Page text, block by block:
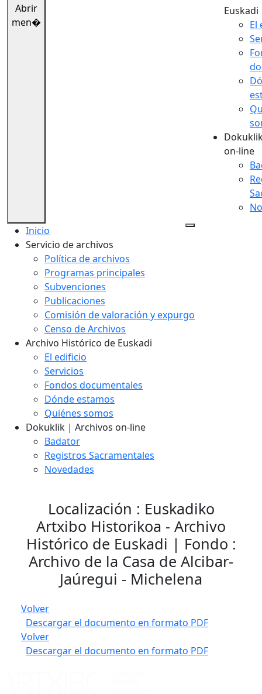
Abrir
men�
Euskadi
El
on-line
Inicio
Servicio de archivos
Política de archivos
Programas principales
Subvenciones
Publicaciones
Comisión de valoración y expurgo
Censo de Archivos
Archivo Histórico de Euskadi
El edificio
Servicios
Fondos documentales
Dónde estamos
Quiénes somos
Dokuklik | Archivos on-line
Badator
Registros Sacramentales
Novedades
Localización : Euskadiko
Artxibo Historikoa - Archivo
Histórico de Euskadi | Fondo :
Archivo de la Casa de Alcibar-
Jaúregui - Michelena
Volver
Descargar el documento en formato PDF
Volver
Descargar el documento en formato PDF